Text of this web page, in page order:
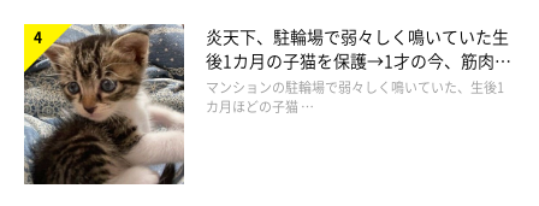
炎天下、駐輪場で弱々しく鳴いていた生
後1カ月の子猫を保護→1才の今、筋肉質
でツンデレなコに成長
マンションの駐輪場で弱々しく鳴いていた、生後1
カ月ほどの子猫 …